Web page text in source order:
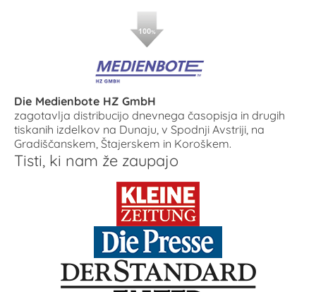
Die Medienbote HZ GmbH
zagotavlja distribucijo dnevnega časopisja in drugih
tiskanih izdelkov na Dunaju, v Spodnji Avstriji, na
Gradiščanskem, Štajerskem in Koroškem.
Tisti, ki nam že zaupajo